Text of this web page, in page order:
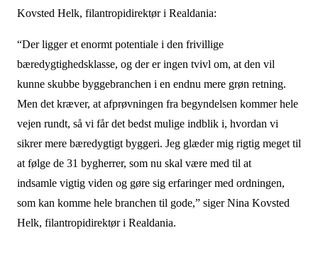
Kovsted Helk, filantropidirektør i Realdania:
“Der ligger et enormt potentiale i den frivillige
bæredygtighedsklasse, og der er ingen tvivl om, at den vil
kunne skubbe byggebranchen i en endnu mere grøn retning.
Men det kræver, at afprøvningen fra begyndelsen kommer hele
vejen rundt, så vi får det bedst mulige indblik i, hvordan vi
sikrer mere bæredygtigt byggeri. Jeg glæder mig rigtig meget til
at følge de 31 bygherrer, som nu skal være med til at
indsamlevigtig viden og gøre sig erfaringer med ordningen,
som kan komme hele branchen til gode,” siger Nina Kovsted
Helk, filantropidirektør i Realdania.